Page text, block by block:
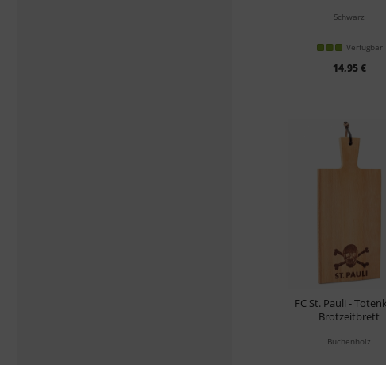
Schwarz
Verfügbar
14,95 €
FC St. Pauli -
Brotzeitbrett
Buchenholz